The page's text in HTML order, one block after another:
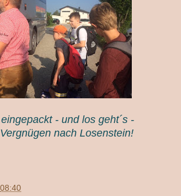
- und los geht´s -
nach Losenstein!
08:40